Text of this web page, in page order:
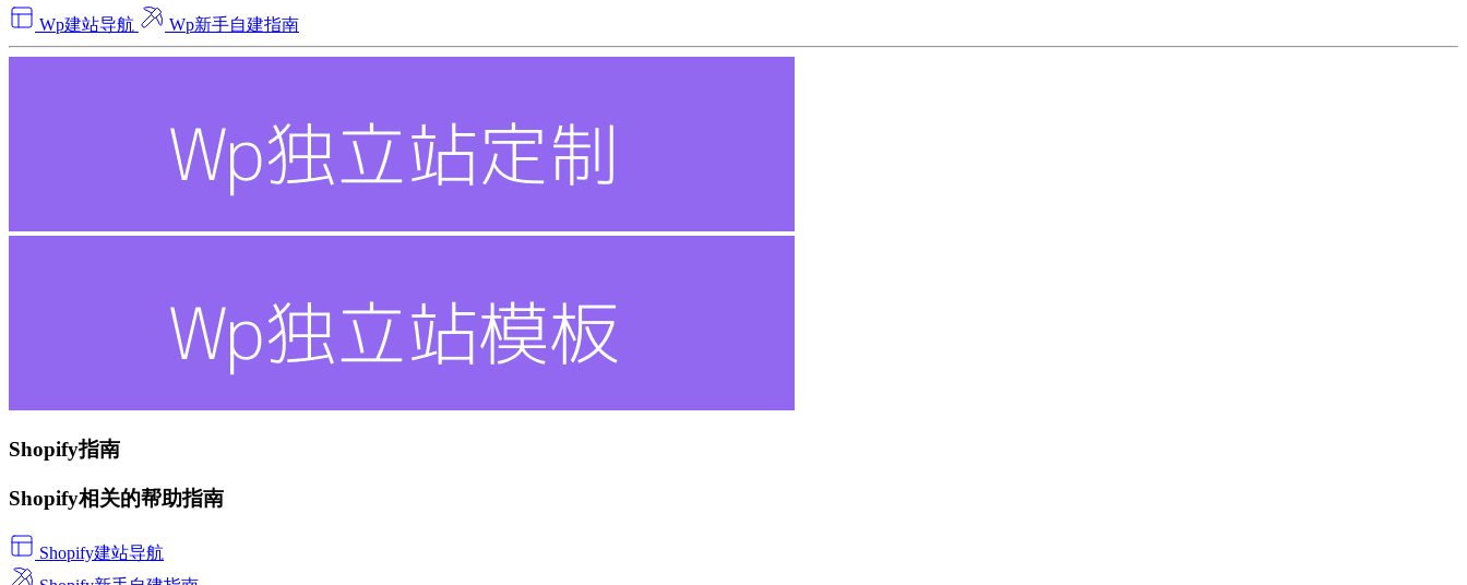
Wp建站导航 Wp新手自建指南
Shopify指南
Shopify相关的帮助指南
Shopify建站导航